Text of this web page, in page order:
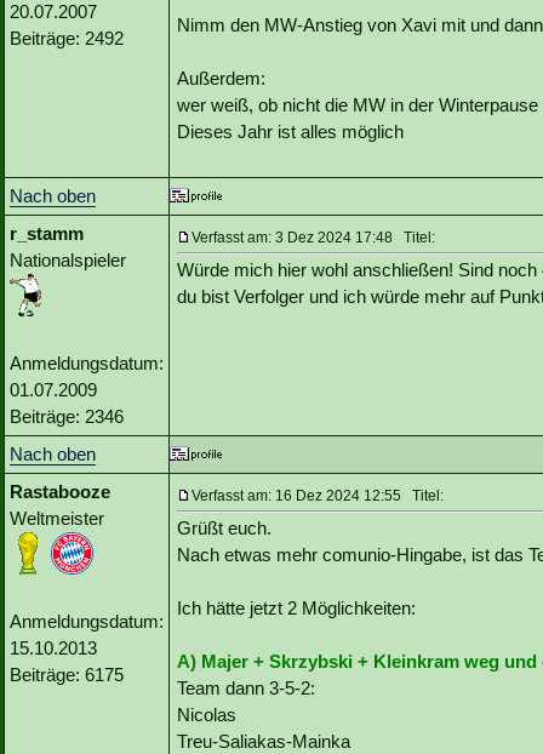
20.07.2007
Beiträge: 2492
Nimm den MW-Anstieg von Xavi mit und
Außerdem:
wer weiß, ob nicht die MW in der Winterpause
Dieses Jahr ist alles möglich
Nach oben
r_stamm
Nationalspieler
Anmeldungsdatum:
01.07.2009
Beiträge: 2346
Verfasst am: 3 Dez 2024 17:48 Titel:
Würde mich hier wohl anschließen! Sind
du bist Verfolger und ich würde mehr auf
Nach oben
Rastabooze
Weltmeister
Anmeldungsdatum:
15.10.2013
Beiträge: 6175
Verfasst am: 16 Dez 2024 12:55 Titel:
Grüßt euch.
Nach etwas mehr comunio-Hingabe, ist das
Ich hätte jetzt 2 Möglichkeiten:
A) Majer + Skrzybski + Kleinkram weg
Team dann 3-5-2:
Nicolas
Treu-Saliakas-Mainka